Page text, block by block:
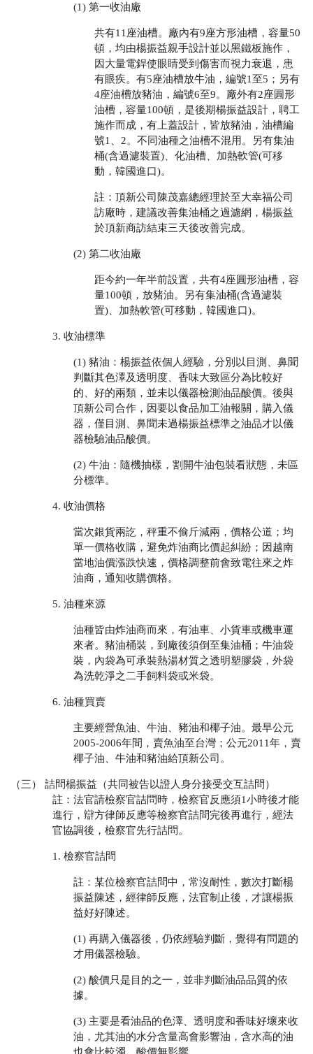
(1) 第一收油廠
共有11座油槽。廠內有9座方形油槽，容量50
頓，均由楊振益親手設計並以黑鐵板施作，
因大量電銲使眼睛受到傷害而視力衰退，患
有眼疾。有5座油槽放牛油，編號1至5；另有
4座油槽放豬油，編號6至9。廠外有2座圓形
油槽，容量100頓，是後期楊振益設計，聘工
施作而成，有上蓋設計，皆放豬油，油槽編
號1、2。不同油種之油槽不混用。另有集油
桶(含過濾裝置)、化油槽、加熱軟管(可移
動，韓國進口)。
註：頂新公司陳茂嘉總經理於至大幸福公司
訪廠時，建議改善集油桶之過濾網，楊振益
於頂新商訪結束三天後改善完成。
(2) 第二收油廠
距今約一年半前設置，共有4座圓形油槽，容
量100頓，放豬油。另有集油桶(含過濾裝
置)、加熱軟管(可移動，韓國進口)。
3. 收油標準
(1) 豬油：楊振益依個人經驗，分別以目測、鼻聞
判斷其色澤及透明度、香味大致區分為比較好
的、好的兩類，並未以儀器檢測油品酸價。後與
頂新公司合作，因要以食品加工油報關，購入儀
器，僅目測、鼻聞未過楊振益標準之油品才以儀
器檢驗油品酸價。
(2) 牛油：隨機抽樣，割開牛油包裝看狀態，未區
分標準。
4. 收油價格
當次銀貨兩訖，秤重不偷斤減兩，價格公道；均
單一價格收購，避免炸油商比價起糾紛；因越南
當地油價漲跌快速，價格調整前會致電往來之炸
油商，通知收購價格。
5. 油種來源
油種皆由炸油商而來，有油車、小貨車或機車運
來者。豬油桶裝，到廠後須倒至集油桶；牛油袋
裝，內袋為可承裝熱湯材質之透明塑膠袋，外袋
為洗乾淨之二手飼料袋或米袋。
6. 油種買賣
主要經營魚油、牛油、豬油和椰子油。最早公元
2005-2006年間，賣魚油至台灣；公元2011年，賣
椰子油、牛油和豬油給頂新公司。
（三） 詰問楊振益（共同被告以證人身分接受交互詰問）
註：法官請檢察官詰問時，檢察官反應須1小時後才能
進行，辯方律師反應等檢察官詰問完後再進行，經法
官協調後，檢察官先行詰問。
1. 檢察官詰問
註：某位檢察官詰問中，常沒耐性，數次打斷楊
振益陳述，經律師反應，法官制止後，才讓楊振
益好好陳述。
(1) 再購入儀器後，仍依經驗判斷，覺得有問題的
才用儀器檢驗。
(2) 酸價只是目的之一，並非判斷油品品質的依
據。
(3) 主要是看油品的色澤、透明度和香味好壞來收
油，尤其油的水分含量高會影響油，含水高的油